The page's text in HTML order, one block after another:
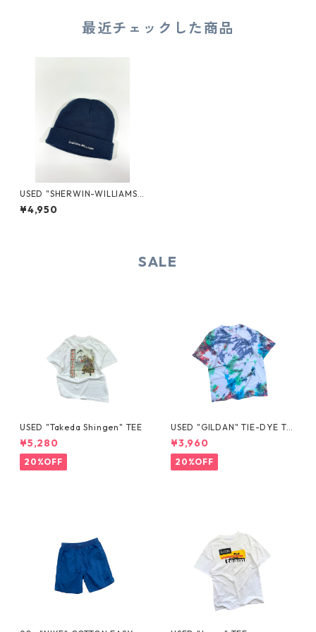
最近チェックした商品
USED "SHERWIN-WILLIAMS"
ACRYLIC BEANIE
¥4,950
SALE
USED "Takeda Shingen" TEE
¥5,280
20%OFF
USED "GILDAN" TIE-DYE TE
E
¥3,960
20%OFF